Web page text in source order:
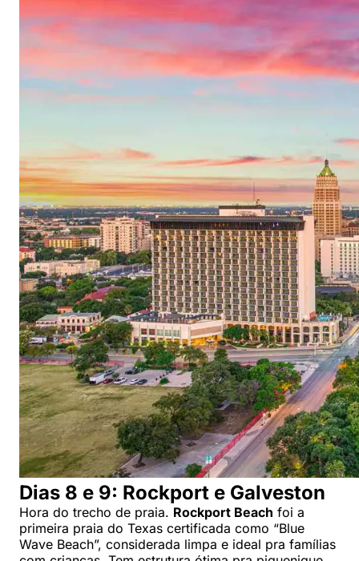
Dias 8 e 9: Rockport e Galveston
Hora do trecho de praia. Rockport Beach foi a
primeira praia do Texas certificada como “Blue
Wave Beach”, considerada limpa e ideal pra famílias